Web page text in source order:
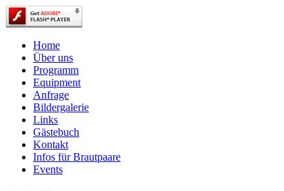
Home
Über uns
Programm
Equipment
Anfrage
Bildergalerie
Links
Gästebuch
Kontakt
Infos für Brautpaare
Events